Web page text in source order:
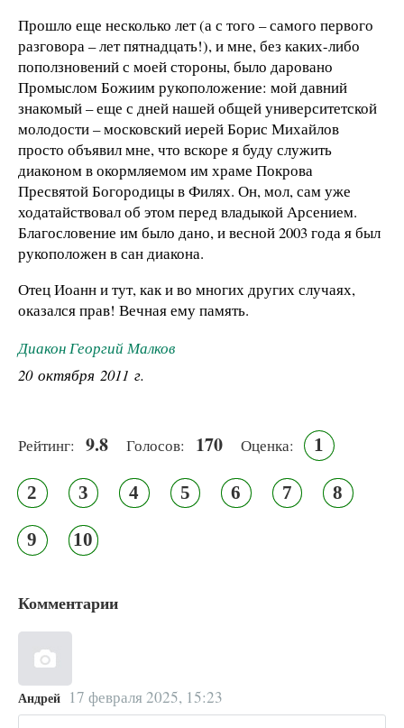
Прошло еще несколько лет (а с того – самого первого
разговора – лет пятнадцать!), и мне, без каких-либо
поползновений с моей стороны, было даровано
Промыслом Божиим рукоположение: мой давний
знакомый – еще с дней нашей общей университетской
молодости – московский иерей Борис Михайлов
просто объявил мне, что вскоре я буду служить
диаконом в окормляемом им храме Покрова
Пресвятой Богородицы в Филях. Он, мол, сам уже
ходатайствовал об этом перед владыкой Арсением.
Благословение им было дано, и весной 2003 года я был
рукоположен в сан диакона.
Отец Иоанн и тут, как и во многих других случаях,
оказался прав! Вечная ему память.
Диакон Георгий Малков
20 октября 2011 г.
Рейтинг: 9.8 Голосов: 170 Оценка: 1
2 3 4 5 6 7 8
9 10
Комментарии
Андрей 17 февраля 2025, 15:23